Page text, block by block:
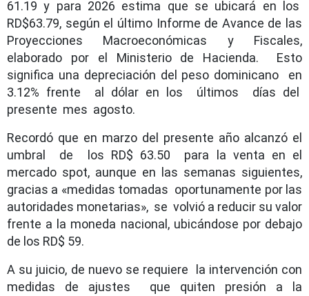
61.19 y para 2026 estima que se ubicará en los
RD$63.79, según el último Informe de Avance de las
Proyecciones Macroeconómicas y Fiscales,
elaborado por el Ministerio de Hacienda. Esto
significa una depreciación del peso dominicano en
3.12% frente al dólar en los últimos días del
presente mes agosto.
Recordó que en marzo del presente año alcanzó el
umbral de los RD$ 63.50 para la venta en el
mercado spot, aunque en las semanas siguientes,
gracias a «medidas tomadas oportunamente por las
autoridades monetarias», se volvió a reducir su valor
frente a la moneda nacional, ubicándose por debajo
de los RD$ 59.
A su juicio, de nuevo se requiere la intervención con
medidas de ajustes que quiten presión a la